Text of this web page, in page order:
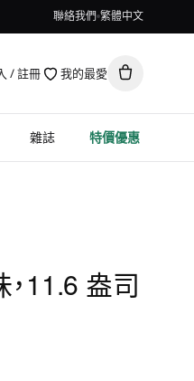
聯絡我們 繁體中文
/ 註冊 我的最愛
雜誌 特價優惠
11.6 盎司